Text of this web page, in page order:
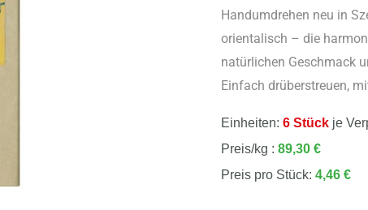
Handumdrehen neu in
orientalisch – die
natürlichen Geschmack
Einfach drüberstreuen,
Einheiten:6 Stück je
Preis/kg :89,30 €
Preis pro Stück:4,46 €